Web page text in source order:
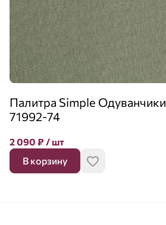
Палитра Simple Одуванчики
71992-74
2 090 ₽ / шт
В корзину